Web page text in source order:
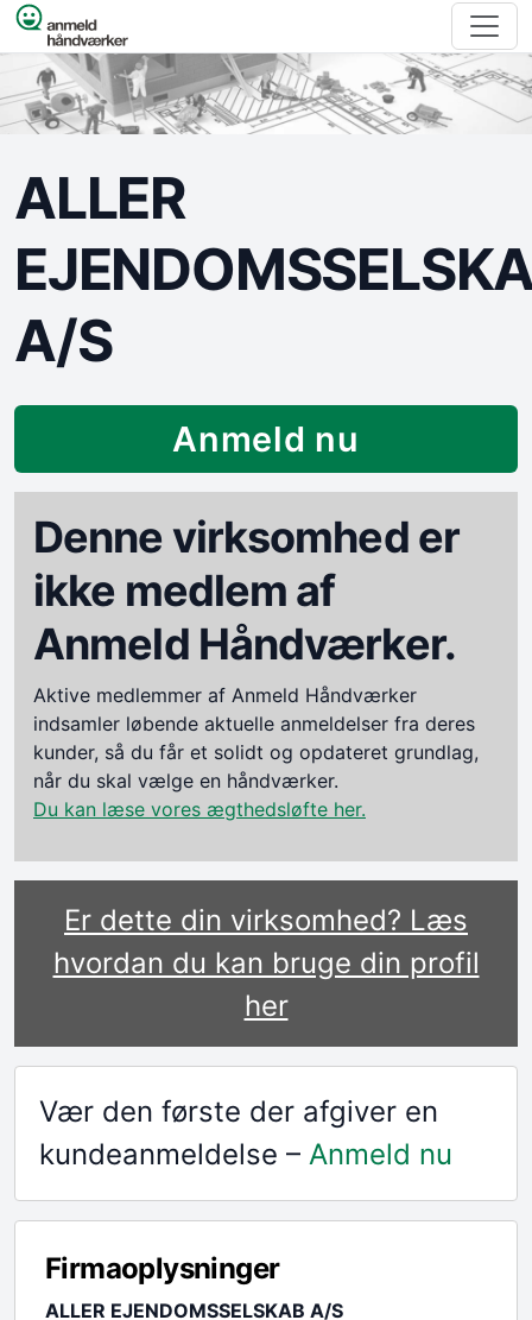
Spring til indhold
ALLER
A/S
Anmeld nu
Denne virksomhed er
ikke medlem af
Anmeld Håndværker.
Aktive medlemmer af Anmeld Håndværker
indsamler løbende aktuelle anmeldelser fra deres
kunder, så du får et solidt og opdateret grundlag,
når du skal vælge en håndværker.
Du kan læse vores ægthedsløfte her.
Er dette din virksomhed? Læs
hvordan du kan bruge din profil
her
Vær den første der afgiver en
kundeanmeldelse – Anmeld nu
Firmaoplysninger
ALLER EJENDOMSSELSKAB A/S